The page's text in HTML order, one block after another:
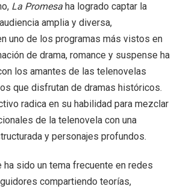
La Promesa ha logrado captar la
amplia y diversa,
uno de los programas más vistos en
de drama, romance y suspense ha
los amantes de las telenovelas
que disfrutan de dramas históricos.
radica en su habilidad para mezclar
de la telenovela con una
y personajes profundos.
ha sido un tema frecuente en redes
compartiendo teorías,